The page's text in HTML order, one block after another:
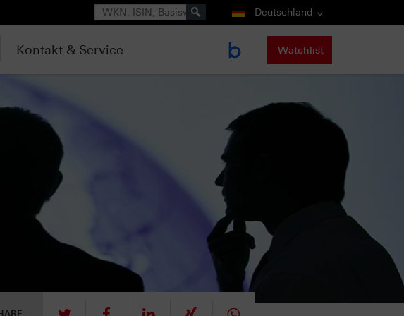
Suche Deutschland
Kontakt & Service Watchlist
tweet mitteilen